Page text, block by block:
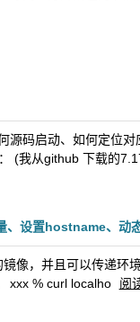
源码启动、如何定位
(我从github 下载的
、设置hostname、
像，并且可以传递环
xxx % curl localho
阅